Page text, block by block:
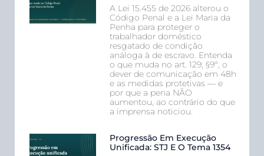
A Lei 15.455 de 2026 alterou o
Código Penal e a Lei Maria da
Penha para proteger o
trabalhador doméstico
resgatado de condição
análoga à de escravo. Entenda
o que muda no art. 129, §9º, o
dever de comunicação em 48h
e as medidas protetivas — e
por que a pena NÃO
aumentou, ao contrário do que
a imprensa noticiou.
Progressão Em Execução
Unificada: STJ E O Tema 1354